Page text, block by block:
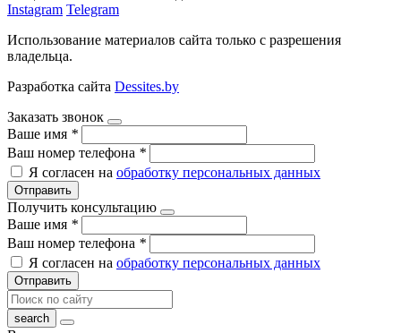
Instagram Telegram
Использование материалов сайта только с разрешения
владельца.
Разработка сайта Dessites.by
Заказать звонок
Ваше имя *
Ваш номер телефона *
Я согласен на обработку персональных данных
Отправить
Получить консультацию
Ваше имя *
Ваш номер телефона *
Я согласен на обработку персональных данных
Отправить